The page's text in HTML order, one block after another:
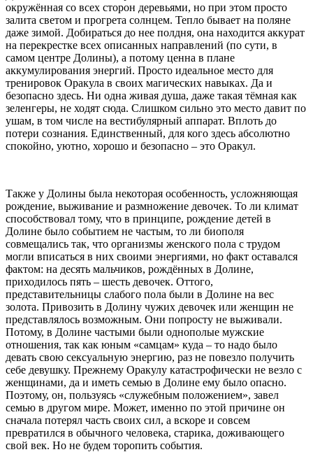
окружённая со всех сторон деревьями, но при этом просто
залита светом и прогрета солнцем. Тепло бывает на поляне
даже зимой. Добираться до нее полдня, она находится аккурат
на перекрестке всех описанных направлений (по сути, в
самом центре Долины), а потому ценна в плане
аккумулирования энергий. Просто идеальное место для
тренировок Оракула в своих магических навыках. Да и
безопасно здесь. Ни одна живая душа, даже такая тёмная как
зеленгеры, не ходят сюда. Слишком сильно это место давит по
ушам, в том числе на вестибулярный аппарат. Вплоть до
потери сознания. Единственный, для кого здесь абсолютно
спокойно, уютно, хорошо и безопасно – это Оракул.
Также у Долины была некоторая особенность, усложняющая
рождение, выживание и размножение девочек. То ли климат
способствовал тому, что в принципе, рождение детей в
Долине было событием не частым, то ли биополя
совмещались так, что организмы женского пола с трудом
могли вписаться в них своими энергиями, но факт оставался
фактом: на десять мальчиков, рождённых в Долине,
приходилось пять – шесть девочек. Оттого,
представительницы слабого пола были в Долине на вес
золота. Привозить в Долину чужих девочек или женщин не
представлялось возможным. Они попросту не выживали.
Потому, в Долине частыми были однополые мужские
отношения, так как юным «самцам» куда – то надо было
девать свою сексуальную энергию, раз не повезло получить
себе девушку. Прежнему Оракулу катастрофически не везло с
женщинами, да и иметь семью в Долине ему было опасно.
Поэтому, он, пользуясь «служебным положением», завел
семью в другом мире. Может, именно по этой причине он
сначала потерял часть своих сил, а вскоре и совсем
превратился в обычного человека, старика, доживающего
свой век. Но не будем торопить события.